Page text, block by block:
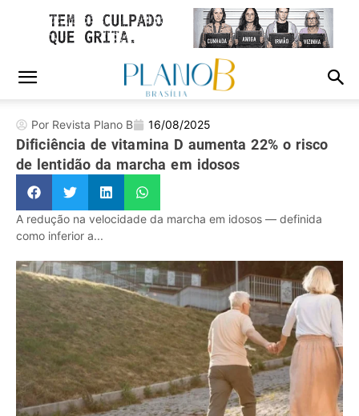
Por Revista Plano B 16/08/2025
Dificiência de vitamina D aumenta 22% o risco
de lentidão da marcha em idosos
A redução na velocidade da marcha em idosos — definida
como inferior a...